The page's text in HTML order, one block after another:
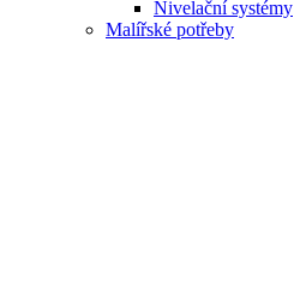
Nivelační systémy
Malířské potřeby